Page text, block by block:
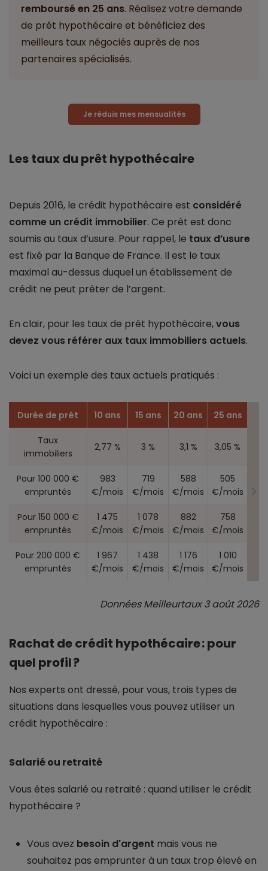
remboursé en 25 ans. Réalisez votre demande
de prêt hypothécaire et bénéficiez des
meilleurs taux négociés auprès de nos
partenaires spécialisés.
Je réduis mes mensualités
Les taux du prêt hypothécaire
Depuis 2016, le crédit hypothécaire est considéré
comme un crédit immobilier. Ce prêt est donc
soumis au taux d’usure. Pour rappel, le taux d’usure
est fixé par la Banque de France. Il est le taux
maximal au-dessus duquel un établissement de
crédit ne peut prêter de l’argent.
En clair, pour les taux de prêt hypothécaire,vous
devez vous référer aux taux immobiliers actuels.
Voici un exemple des taux actuels pratiqués :
Durée de prêt 10 ans 15 ans 20 ans 25 ans
Taux
immobiliers
2,77 % 3 % 3,1 % 3,05 %
Pour 100 000 €
empruntés
983
€/mois
719
€/mois
588
€/mois
505
€/mois
Pour 150 000 €
empruntés
1 475
€/mois
1 078
€/mois
882
€/mois
758
€/mois
Pour 200 000 €
empruntés
1 967
€/mois
1 438
€/mois
1 176
€/mois
1 010
€/mois
Données Meilleurtaux 3 août 2026
Rachat de crédit hypothécaire : pour
quel profil ?
Nos experts ont dressé, pour vous, trois types de
situations dans lesquelles vous pouvez utiliser un
crédit hypothécaire :
Salarié ou retraité
Vous êtes salarié ou retraité : quand utiliser le crédit
hypothécaire ?
Vous avez besoin d'argent mais vous ne
souhaitez pas emprunter à un taux trop élevé en